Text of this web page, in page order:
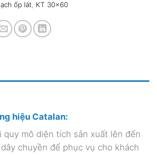
ốp lát, KT 30x60
hiệu Catalan:
quy mô diện tích sản xuất lên đến
chuyền để phục vụ cho khách